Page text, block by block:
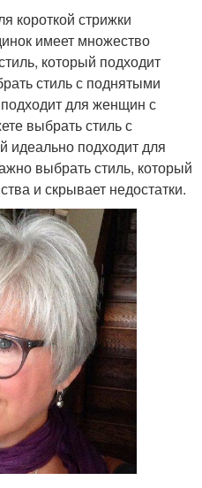
короткой стрижки
имеет множество
который подходит
стиль с поднятыми
для женщин с
выбрать стиль с
идеально подходит для
выбрать стиль, который
и скрывает недостатки.